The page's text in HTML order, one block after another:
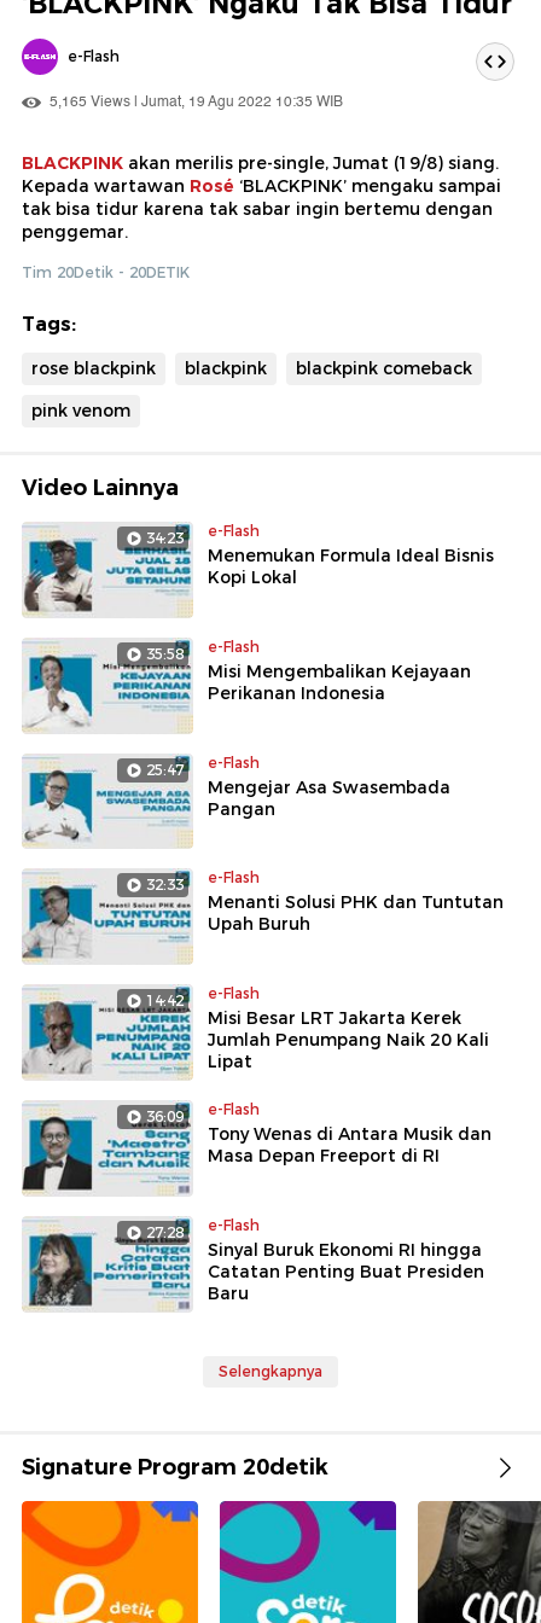
e-Flash
5,165 Views | Jumat, 19 Agu 2022 10:35 WIB
BLACKPINK akan merilis pre-single, Jumat (19/8) siang.
Kepada wartawan Rosé ‘BLACKPINK’ mengaku sampai
tak bisa tidur karena tak sabar ingin bertemu dengan
penggemar.
Tim 20Detik - 20DETIK
Tags:
rose blackpink blackpink
blackpink comeback
pink venom
Video Lainnya
34:23 e-Flash
Menemukan Formula Ideal Bisnis
Kopi Lokal
35:58 e-Flash
Misi Mengembalikan Kejayaan
Perikanan Indonesia
25:47 e-Flash
Mengejar Asa Swasembada
Pangan
32:33 e-Flash
Menanti Solusi PHK dan Tuntutan
Upah Buruh
14:42 e-Flash
Misi Besar LRT Jakarta Kerek
Jumlah Penumpang Naik 20 Kali
Lipat
36:09 e-Flash
Tony Wenas di Antara Musik dan
Masa Depan Freeport di RI
27:28 e-Flash
Sinyal Buruk Ekonomi RI hingga
Catatan Penting Buat Presiden
Baru
Selengkapnya
Signature Program 20detik